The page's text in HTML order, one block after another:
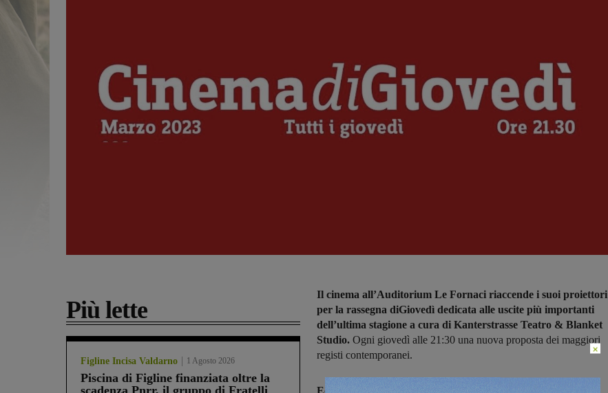
Più lette
Figline Incisa Valdarno 1 Agosto 2026
Piscina di Figline finanziata oltre la
Il cinema all’Auditorium Le Fornaci riaccende i suoi proiettori
per la rassegna diGiovedì dedicata alle uscite più importanti
dell’ultima stagione a cura di Kanterstrasse Teatro & Blanket
Studio. Ogni giovedì alle 21:30 una nuova proposta dei maggiori
registi contemporanei.
×